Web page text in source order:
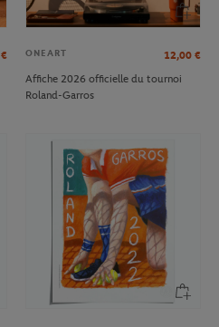
€
ONEART 12,00 €
Affiche 2026 officielle du tournoi
Roland-Garros